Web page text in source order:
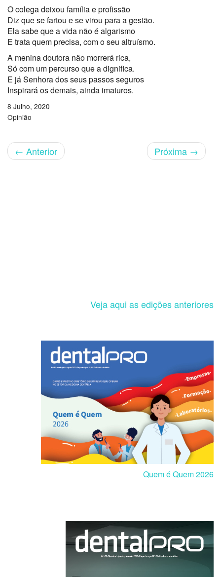
O colega deixou família e profissão
Diz que se fartou e se virou para a gestão.
Ela sabe que a vida não é algarismo
E trata quem precisa, com o seu altruísmo.
A menina doutora não morrerá rica,
Só com um percurso que a dignifica.
E já Senhora dos seus passos seguros
Inspirará os demais, ainda imaturos.
8 Julho, 2020
Opinião
← Anterior Próxima →
Veja aqui as edições anteriores
Quem é Quem 2026